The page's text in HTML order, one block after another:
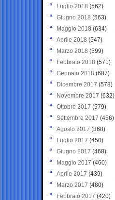
Luglio 2018 (562)
Giugno 2018 (563)
Maggio 2018 (634)
Aprile 2018 (547)
Marzo 2018 (599)
Febbraio 2018 (571)
Gennaio 2018 (607)
Dicembre 2017 (578)
Novembre 2017 (632)
Ottobre 2017 (579)
Settembre 2017 (456)
Agosto 2017 (368)
Luglio 2017 (450)
Giugno 2017 (468)
Maggio 2017 (460)
Aprile 2017 (439)
Marzo 2017 (480)
Febbraio 2017 (420)